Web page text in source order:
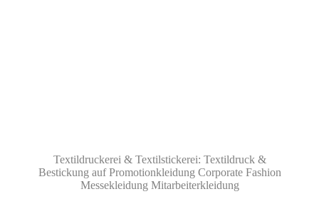
Textildruckerei & Textilstickerei: Textildruck &
Bestickung auf Promotionkleidung Corporate Fashion
Messekleidung Mitarbeiterkleidung